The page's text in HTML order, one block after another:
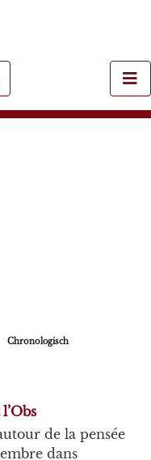
Chronologisch
de la pensée
dans